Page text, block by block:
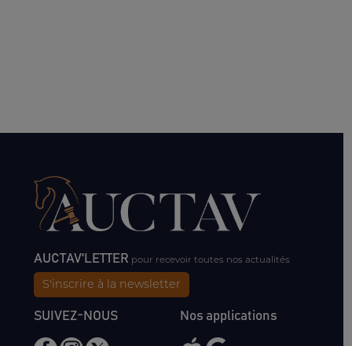
AUCTAV'LETTER pour recevoir toutes nos actualités
S'inscrire à la newsletter
SUIVEZ-NOUS Nos applications